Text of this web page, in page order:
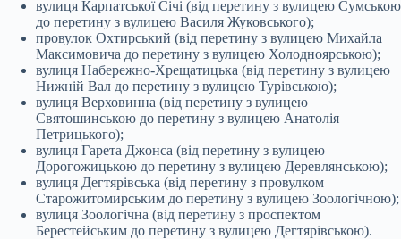
вулиця Карпатської Січі (від перетину з вулицею Сумською
до перетину з вулицею Василя Жуковського);
провулок Охтирський (від перетину з вулицею Михайла
Максимовича до перетину з вулицею Холодноярською);
вулиця Набережно-Хрещатицька (від перетину з вулицею
Нижній Вал до перетину з вулицею Турівською);
вулиця Верховинна (від перетину з вулицею
Святошинською до перетину з вулицею Анатолія
Петрицького);
вулиця Гарета Джонса (від перетину з вулицею
Дорогожицькою до перетину з вулицею Деревлянською);
вулиця Дегтярівська (від перетину з провулком
Старожитомирським до перетину з вулицею Зоологічною);
вулиця Зоологічна (від перетину з проспектом
Берестейським до перетину з вулицею Дегтярівською).